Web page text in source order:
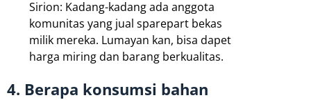
Sirion: Kadang-kadang ada anggota
komunitas yang jual sparepart bekas
milik mereka. Lumayan kan, bisa dapet
harga miring dan barang berkualitas.
4. Berapa konsumsi bahan